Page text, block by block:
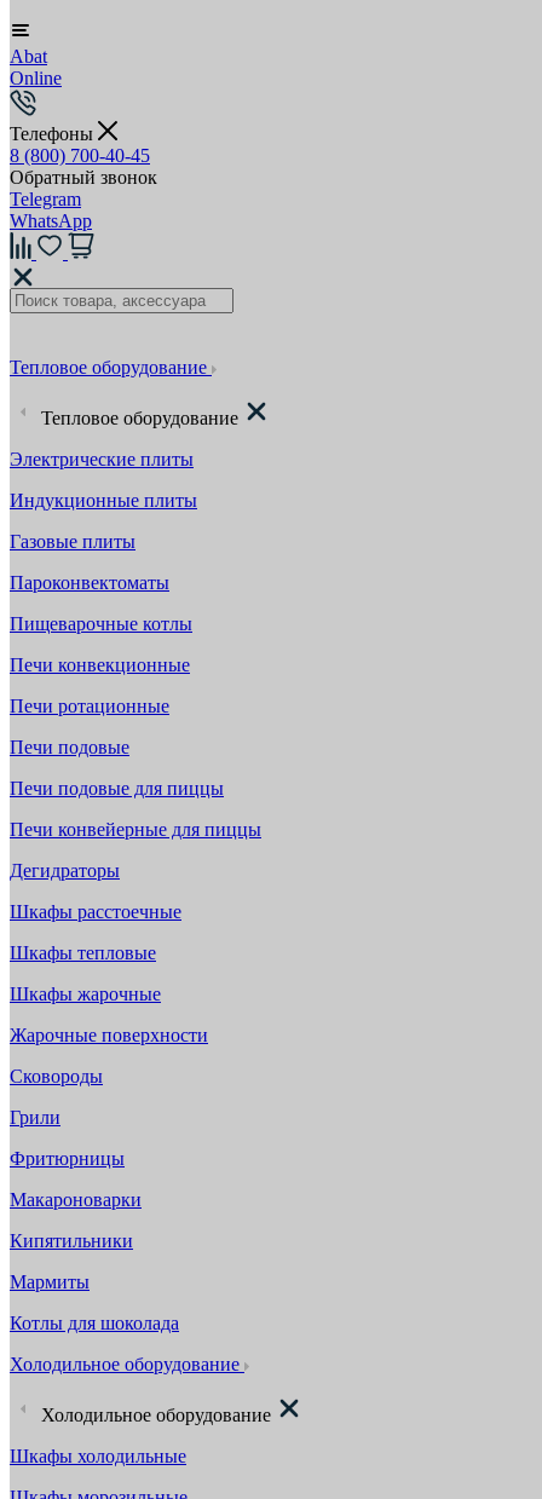
Abat
Online
Телефоны
8 (800) 700-40-45
Обратный звонок
Telegram
WhatsApp
Тепловое оборудование
Тепловое оборудование
Электрические плиты
Индукционные плиты
Газовые плиты
Пароконвектоматы
Пищеварочные котлы
Печи конвекционные
Печи ротационные
Печи подовые
Печи подовые для пиццы
Печи конвейерные для пиццы
Дегидраторы
Шкафы расстоечные
Шкафы тепловые
Шкафы жарочные
Жарочные поверхности
Сковороды
Грили
Фритюрницы
Макароноварки
Кипятильники
Мармиты
Котлы для шоколада
Холодильное оборудование
Холодильное оборудование
Шкафы холодильные